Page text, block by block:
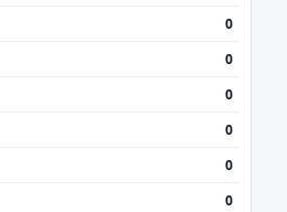
0
0
0
0
0
0